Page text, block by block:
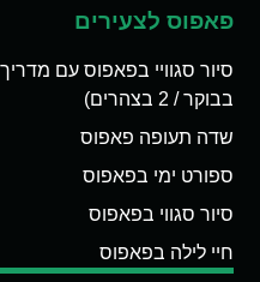
פאפוס לצעירים
בבוקר / 2 בצהרים)
שדה תעופה פאפוס
ספורט ימי בפאפוס
סיור סגווי בפאפוס
חיי לילה בפאפוס